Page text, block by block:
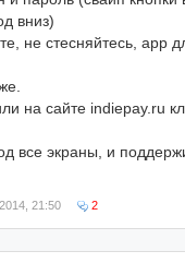
вниз)
не стесняйтесь, app
на сайте indiepay.ru
все экраны, и
21:50 2